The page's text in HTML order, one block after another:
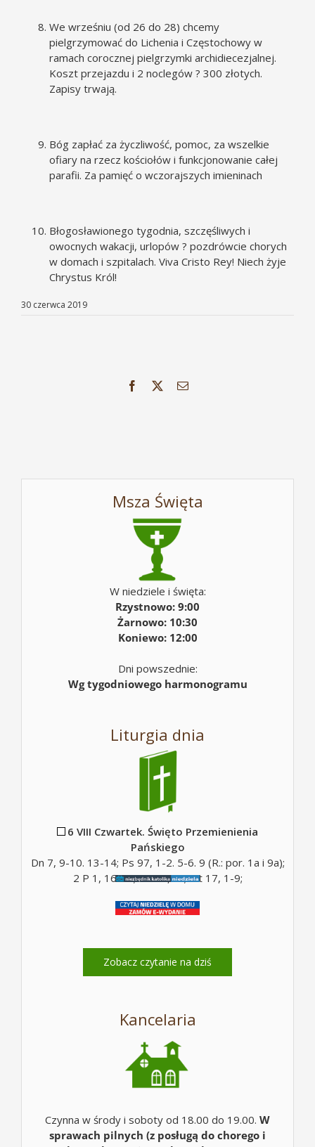
We wrześniu (od 26 do 28) chcemy
pielgrzymować do Lichenia i Częstochowy w
ramach corocznej pielgrzymki archidiecezjalnej.
Koszt przejazdu i 2 noclegów ? 300 złotych.
Zapisy trwają.
Bóg zapłać za życzliwość, pomoc, za wszelkie
ofiary na rzecz kościołów i funkcjonowanie całej
parafii. Za pamięć o wczorajszych imieninach
Błogosławionego tygodnia, szczęśliwych i
owocnych wakacji, urlopów ? pozdrówcie chorych
w domach i szpitalach. Viva Cristo Rey! Niech żyje
Chrystus Król!
30 czerwca 2019
Facebook Email
Msza Święta
W niedziele i święta:
Rzystnowo: 9:00
Żarnowo: 10:30
Koniewo: 12:00
Dni powszednie:
Wg tygodniowego harmonogramu
Liturgia dnia
6 VIII Czwartek. Święto Przemienienia
Pańskiego
Dn 7, 9-10. 13-14; Ps 97, 1-2. 5-6. 9 (R.: por. 1a i 9a);
2 P 1, 16-19; Mt 17, 5c; Mt 17, 1-9;
Zobacz czytanie na dziś
Kancelaria
Czynna w środy i soboty od 18.00 do 19.00. W
sprawach pilnych (z posługą do chorego i